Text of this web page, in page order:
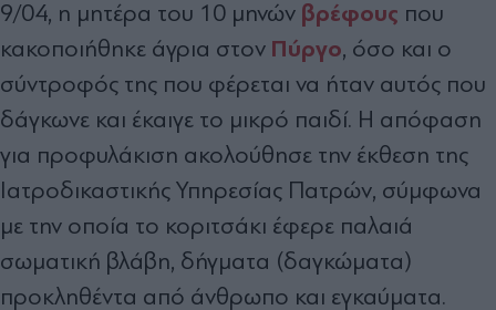
9/04, η μητέρα του 10 μηνών βρέφους που
κακοποιήθηκε άγρια στον Πύργο, όσο και ο
σύντροφός της που φέρεται να ήταν αυτός που
δάγκωνε και έκαιγε το μικρό παιδί. Η απόφαση
για προφυλάκιση ακολούθησε την έκθεση της
Ιατροδικαστικής Υπηρεσίας Πατρών, σύμφωνα
με την οποία το κοριτσάκι έφερε παλαιά
σωματική βλάβη, δήγματα (δαγκώματα)
προκληθέντα από άνθρωπο και εγκαύματα.